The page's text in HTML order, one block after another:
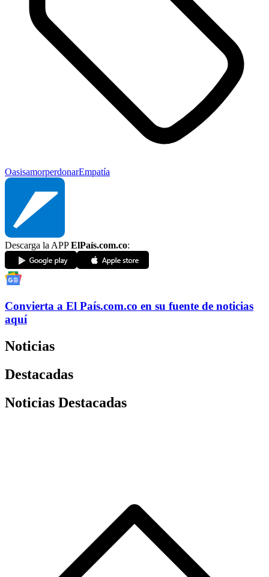
OasisamorperdonarEmpatía
Descarga la APPElPaís.com.co:
Convierta a El País.com.co en su fuente de noticias
aquí
Noticias
Destacadas
Noticias Destacadas